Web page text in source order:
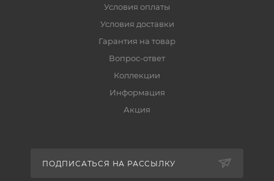
Условия оплаты
Условия доставки
Гарантия на товар
Вопрос-ответ
Коллекции
Информация
Акция
ПОДПИСАТЬСЯ НА РАССЫЛКУ